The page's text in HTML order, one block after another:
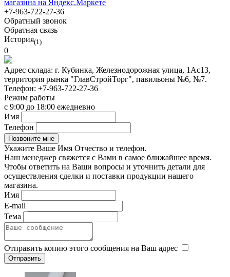
+7-963-722-27-36
Обратный звонок
Обратная связь
История(1)
0
Адрес склада: г. Кубинка, Железнодорожная улица, 1Ас13,
территория рынка "ГлавСтройТорг", павильоны №6, №7.
Телефон: +7-963-722-27-36
Режим работы
с 9:00 до 18:00 ежедневно
Имя
Телефон
Укажите Ваше Имя Отчество и телефон.
Наш менеджер свяжется с Вами в самое ближайшее время.
Чтобы ответить на Ваши вопросы и уточнить детали для
осуществления сделки и поставки продукции нашего
магазина.
Имя
E-mail
Тема
Отправить копию этого сообщения на Ваш адрес